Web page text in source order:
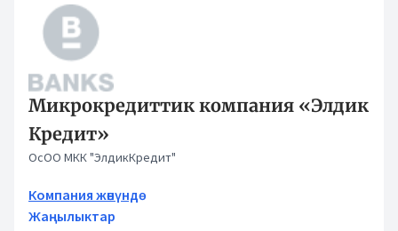
Микрокредиттик компания «Элдик
Кредит»
ОсОО МКК "ЭлдикКредит"
Компания жөнүндө
Жаңылыктар